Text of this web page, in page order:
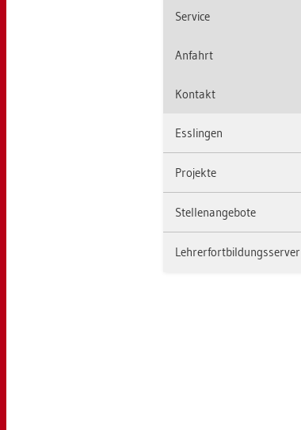
Ser­vice
An­fahrt
Kon­takt
Ess­lin­gen
Pro­jek­te
Stel­len­an­ge­bo­te
Leh­rer­fort­bil­dungs­ser­ver